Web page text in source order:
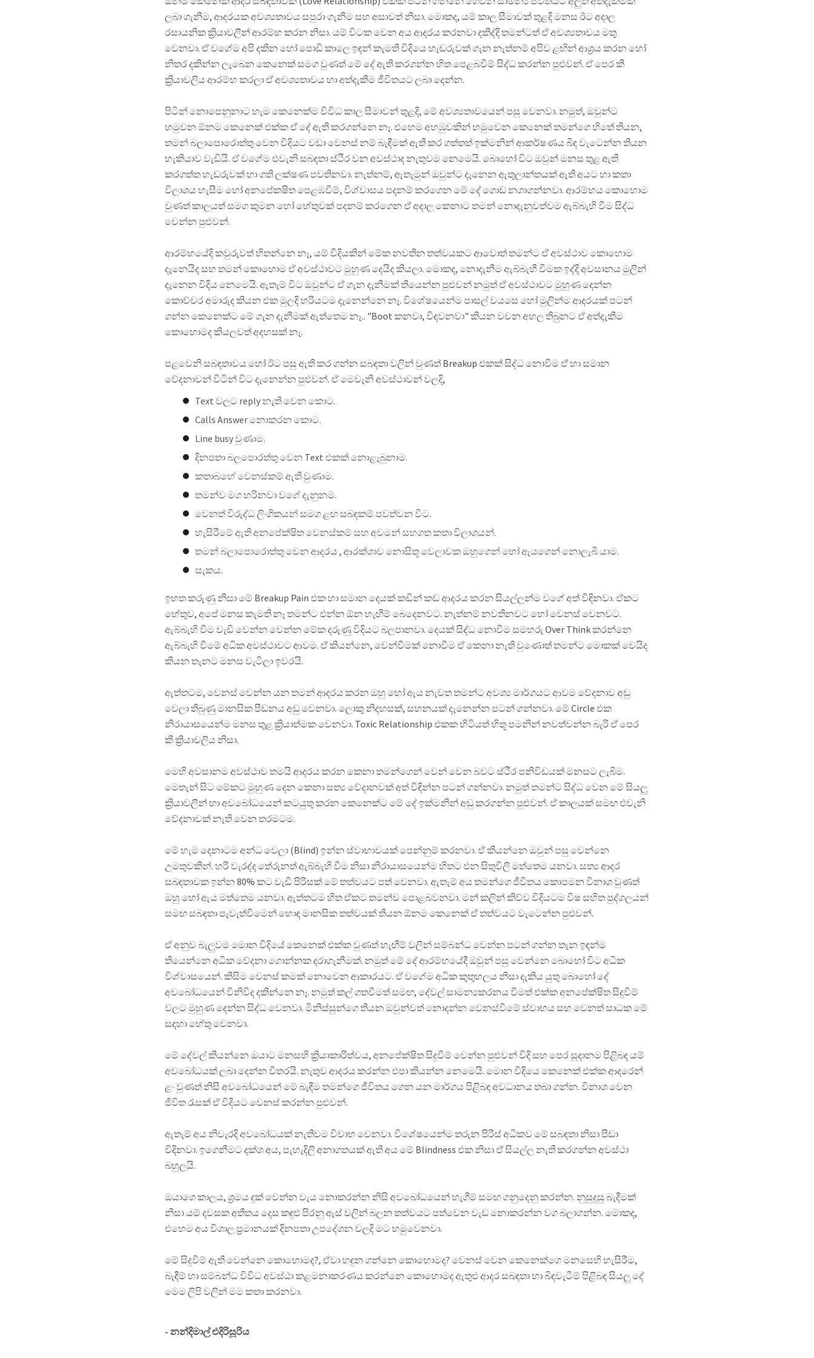
ලබා ගැනීම, ආදරයක අවශ්‍යතාවය සපුරා ගැනීම සහ අසාවත් නිසා. මොකද, යම් කාල සීමාවක් තුළදි මනස ඊට අදාල
රසායනික ක්‍රියාවලීන් ආරම්භ කරන නිසා. යම් විටක වෙන අය ආදරය කරනවා දකිද්දි තමන්ටත් ඒ අවශ්‍යතාවය මතු
වෙනවා. ඒ වගේම අපි දකින හෝ පොඩි කාලෙ ඉඳන් කැමති විදියෙ හැඩරුවක් ගැන නැත්නම් අපිව ළඟින් ආශ්‍රය කරන හෝ
නිතර දකින්න ලැබෙන කෙනෙක් සමග වුණත් මේ දේ ඇති කරගන්න හිත පෙළබවීම් සිද්ධ කරන්න පුළුවන්. ඒ පෙර කී
ක්‍රියාවලිය ආරම්භ කරලා ඒ අවශ්‍යතාවය හා අත්දැකීම ජීවිතයට ලබා දෙන්න.
පිටින් නොපෙනුනාට හැම කෙනෙක්ම විවිධ කාල සීමාවන් තුළදි, මේ අවශ්‍යතාවයෙන් පසු වෙනවා. නමුත්, ඔවුන්ට
හමුවන ඕනම කෙනෙක් එක්ක ඒ දේ ඇති කරගන්නෙ නෑ. එහෙම අහඹුවකින් හමුවෙන කෙනෙක් තමන්ගෙ හිතේ තියන,
තමන් බලාපොරොත්තු වෙන විදියට වඩා වෙනස් නම් බැඳීමක් ඇති කර ගත්තත් ඉක්මනින් ආකර්ෂණය බිඳ වැටෙන්න තියන
හැකියාව වැඩියි. ඒ වගේම එවැනි සබඳතා ස්ථිර වන අවස්ථාද නැතුවම නෙමෙයි. බොහෝ විට ඔවුන් මනස තුළ ඇති
කරගත්ත හැඩරුවක් හා ගති ලක්ෂණ පවතිනවා. නැත්නම්, ඇතැමුන් ඔවුන්ට දැනෙන ඇතුලාන්තයක් ඇති අයට හා කතා
විලාශය හැසීම හෝ අනපේකෂිත පෙළඹවීම්, විශ්වාස‍ය පදනම් කරගෙන මේ දේ ගොඩ නගාගන්නවා. ආරම්භය කොහොම
වුණත් කාලයත් සමග කුමන හෝ හේතුවක් පදනම් කරගෙන ඒ අදාල කෙනාට තමන් නොදැනුවත්වම ඇබ්බැහි වීම සිද්ධ
වෙන්න පුළුවන්.
ආරම්භයේදි කවුරුවත් හිතන්නෙ නෑ, යම් විදියකින් මේක නවතින තත්වයකට ආවොත් තමන්ට ඒ අවස්ථාව කොහොම
දැනෙයිද සහ තමන් කොහොම ඒ අවස්ථාවට මුහුණ දෙයිද කියලා. මොකද, නොදැනීම ඇබ්බැහී වීමක ඉද්දි අවසානය මුලින්
දැනෙන විදිය නෙමෙයි. ඇතැම් විට ඔවුන්ට ඒ ගැන දැනීමක් තියෙන්න පුළුවන් නමුත් ඒ අවස්ථාවට මුහුණ දෙන්න
කොච්චර අමාරුද කියන එක මුලදි හරියටම දැනෙන්නෙ නෑ. විශේෂයෙන්ම පාසල් වයසෙ හෝ මුලින්ම ආදරයක් පටන්
ගන්න කෙනෙක්ට මේ ගැන දැනීමක් ඇත්තෙම නෑ.. "Boot කනවා, විඳවනවා" කියන වචන අහල තිබුනට ඒ අත්දැකීම
කොහොමද කියලවත් අදහසක් නෑ.
පළවෙනි සබඳතාවය හෝ ඊට පසු ඇති කර ගන්න සබඳතා වලින් වුණත් Breakup එකක් සිද්ධ නොවීම ඒ හා සමාන
වේදනාවන් විටින් විට දැනෙන්න පුළුවන්. ඒ මෙවැනි අවස්ථාවන් වලදි,
Text වලට reply නැති වෙන කොට.
Calls Answer නොකරන කොට.
Line busy වුණාම.
දිනපතා බලපොරත්තු වෙන Text එකක් නොළැබුනාම.
කතාබහේ වෙනස්කම් ඇති වුණාම.
තමන්ව මග හරිනවා වගේ දැනුනම.
වෙනත් විරුද්ධ ලිංගිකයන් සමග ළඟ සබඳකම් පවත්වන විට.
හැසිරීමේ ඇති අනපේක්ෂිත වෙනස්කම් සහ අවමන් සහගත කතා විලාශයන්.
තමන් බලාපොරොත්තු වෙන ආදරය , ආරක්ශාව නොසිතූ වෙලාවක ඔහුගෙන් හෝ ඇයගෙන් නොලැබී යාම.
සැකය.
ඉහත කරුණු නිසා මේ Breakup Pain එක හා සමාන දෙයක් කඩින් කඩ ආදරය කරන සියල්ලන්ම වගේ අත් විඳිනවා. ඒකට
හේතුව, අපේ මනස කැමති නෑ තමන්ට එන්න ඕන හැඟීම් බෙදෙනවට. නැත්නම් නවතිනවට හෝ වෙනස් වෙනවට.
ඇබ්බැහි වීම වැඩි වෙන්න වෙන්න මේක දරුණු විදියට බලපානවා. දෙයක් සිද්ධ නොවීම සමහරු Over Think කරන්නෙ
ඇබ්බැහි වීමේ අධික අවස්ථාවට ආවම. ඒ කියන්නෙ, වෙන්වීමක් නොවීම ඒ කෙනා නැති වුණොත් තමන්ට මොකක් වෙයිද
කියන තැනට මනස වැටිලා ඉවරයි.
ඇත්තටම, වෙනස් වෙන්න යන තමන් ආදරය කරන ඔහු හෝ ඇය නැවත තමන්ට අවශ්‍ය මාර්ගයට ආවම වේදනාව අඩු
වෙලා තිබුණු මානසික පීඩනය අඩු වෙනවා. ලොකු නිදහසක්, සහනයක් දැනෙන්න පටන් ගන්නවා. මේ Circle එක
නිරායාසයෙන්ම මනස තුළ ක්‍රියාත්මක වෙනවා. Toxic Relationship එකක හිටියත් හිතූ පමනින් නවත්වන්න බැරි ඒ පෙර
කී ක්‍රියාවලිය නිසා.
මෙහි අවසානම අවස්ථාව තමයි ආදරය කරන කෙනා තමන්ගෙන් වෙන් වෙන බවට ස්ථීර පනිවිඩයක් මනසට ලැබීම.
මෙතැන් සිට මේකට මුහුණ දෙන කෙනා සත්‍ය වේදානවක් අත් විඳින්න පටන් ගන්නවා. නමුත් තමන්‍ට සිද්ධ වෙන මේ සියලු
ක්‍රියාවලීන් හා අවබෝධයෙන් කටයුතු කරන කෙනෙක්ට මේ දේ ඉක්මනින් අඩු කරගන්න පුළුවන්. ඒ කාලයක් සමඟ එවැනි
වේදනාවක් නැති වෙන තරමටම.
මේ හැම දෙනාටම අන්ධ වෙලා (Blind) ඉන්න ස්වාභාවයක් පෙන්නුම් කරනවා. ඒ කියන්නෙ ඔවුන් පසු වෙන්නෙ
උමතුවකින්. හරි වැරද්ද තේරුනත් ඇබ්බැහි වීම නිසා නිරායාසයෙන්ම හිතට එන සිතුවිලි මත්තෙම යනවා. සත්‍ය ආදර
සබඳතාවක ඉන්න 80% කට වැඩි පිරිසක් මේ තත්වයට පත් වෙනවා. ඇතැම් අය තමන්ගෙ ජීවිතය කොපමන විනාශ වුණත්
ඔහු හෝ ඇය මත්තෙම යනවා. ඇත්තටම හිත ඒකට තමන්ව පොළබවනවා. මන් කලින් කිව්ව විදියටම විෂ සහිත පුද්ගලයන්
සමඟ සබඳතා පැවැත්වීමෙන් හොඳ මානසික තත්වයක් තියන ඕනම කෙනෙක් ඒ තත්වයට වැටෙන්න පුළුවන්.
ඒ අනුව බැලුවම මොන විදියේ කෙනෙක් එක්ක වුණත් හැඟීම් වලින් සම්බන්ධ වෙන්න පටන් ගන්න තැන ඉඳන්ම
තියෙන්නෙ අධික වේදනා ගොන්නක දරාගැනීමක්. නමුත් මේ දේ ආරම්භයේදී ඔවුන් පසු වෙන්නෙ බොහෝ විට අධික
විශ්වාසයෙන්. කිසිම වෙනස් කමක් නොවෙන ආකාරයට. ඒ වගේම අධික කුතුහලය නිසා දැකිය යුතු බොහෝ දේ
අවබෝධයෙන් විනිවිද දකින්නෙ නෑ. නමුත් කල් ගතවීමත් සමඟ, දේවල් සාමන්‍යකරනය වීමත් එක්ක අනපේක්ෂිත සිදුවීම්
වලට මුහුණ දෙන්න සිද්ධ වෙනවා. මිනිස්සුන්ගෙ තියන ඔවුන්වත් නොදන්න වෙනස්වීමේ ස්වාභය සහ වෙනත් සාධක මේ
සඳහා හේතු වෙනවා.
මේ දේවල් කියන්නෙ ඔයාට මනසහි ක්‍රියාකාරිත්වය, අනපේක්ෂිත සිදුවීම් වෙන්න පුළුවන් විදි සහ පෙර සූදානම පිළිබඳ යම්
අවබෝධයක් ලබා දෙන්න විතරයි. නැතුව ආදරය කරන්න එපා කියන්න නෙමෙයි. මොන විදියෙ කෙනෙක් එක්ක ආදරෙන්
ළං වුණත් නිසි අවබෝධයෙන් මේ බැඳීම තමන්ගෙ ජීවිතය ගෙන යන මාර්ගය පිළිබඳ අවධානය තබා ගන්න. විනාශ වෙන
ජිවිත රැසක් ඒ විදියට වෙනස් කරන්න පුළුවන්.
ඇතැම් අය නිවැරදි අවබෝධයක් නැතිවම විවාහ වෙනවා. විශේෂයෙන්ම තරුන පිරිස් අධිකව මේ සබඳතා නිසා පීඩා
විදිනවා. ඉගෙනීමට දක්ශ අය, පැහැදිලි අනාගතයක් ඇති අය මේ Blindness එක නිසා ඒ සියල්ල නැති කරගන්න අවස්ථා
බහුලයි.
ඔයාගෙ කාලය, ශ්‍රමය දුක් වෙන්න වැය නොකරන්න නිසි අවබෝධයෙන් හැගීම් සමඟ ගනුදෙනු කරන්න. නුසුදුසු බැදීමක්
නිසා යම් දවසක අතීතය දෙස කඳුළු පිරනු ඇස් වලින් බලන තත්වයට පත්වෙන වැඩ නොකරන්න වග බලාගන්න. මොකද,
එහෙම අය විශාල ප්‍රමානයක් දිනපතා උපදේශන වලදි මට හමුවෙනවා.
මේ සිදුවීම් ඇති වෙන්නෙ කොහොමද?, ඒවා හඳුන ගන්නෙ කොහොමද? වෙනස් වෙන කෙනෙක්ගෙ මනසෙහි හැසිරීම,
බැඳීම් හා සම්බන්ධ විවිධ අවස්ඨා කළමනාකරණය කරන්නෙ කොහොමද ඇතුළු ආදර සබඳතා හා බිඳවැටීම් පිළිබඳ සියලු දේ
මෙම ලිපි වලින් මම කතා කරනවා.
- නන්දිමාල් එදිරිසූරිය